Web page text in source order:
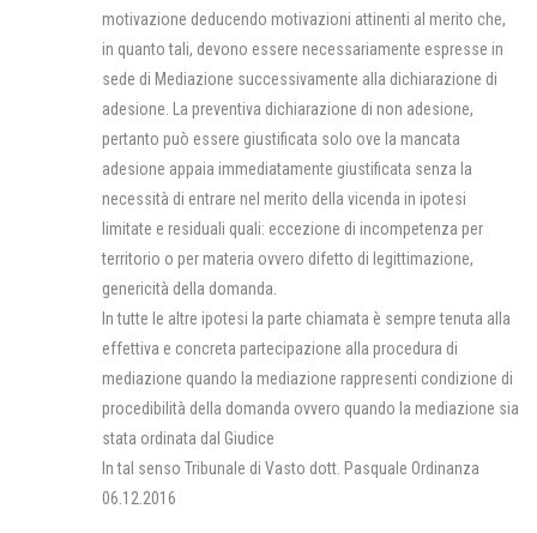
motivazione deducendo motivazioni attinenti al merito che,
in quanto tali, devono essere necessariamente espresse in
sede di Mediazione successivamente alla dichiarazione di
adesione. La preventiva dichiarazione di non adesione,
pertanto può essere giustificata solo ove la mancata
adesione appaia immediatamente giustificata senza la
necessità di entrare nel merito della vicenda in ipotesi
limitate e residuali quali: eccezione di incompetenza per
territorio o per materia ovvero difetto di legittimazione,
genericità della domanda.
In tutte le altre ipotesi la parte chiamata è sempre tenuta alla
effettiva e concreta partecipazione alla procedura di
mediazione quando la mediazione rappresenti condizione di
procedibilità della domanda ovvero quando la mediazione sia
stata ordinata dal Giudice
In tal senso Tribunale di Vasto dott. Pasquale Ordinanza
06.12.2016